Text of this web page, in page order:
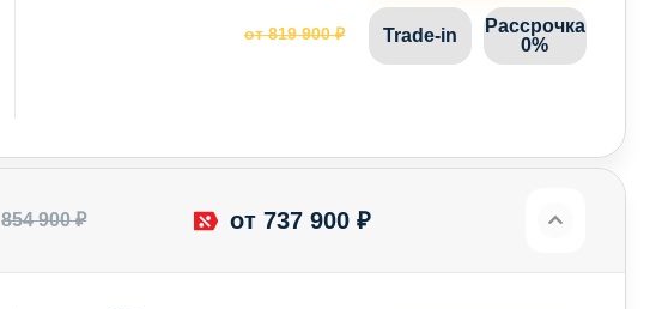
от 819 900 ₽ Trade-in
Рассрочка
0%
854 900 ₽ от 737 900 ₽